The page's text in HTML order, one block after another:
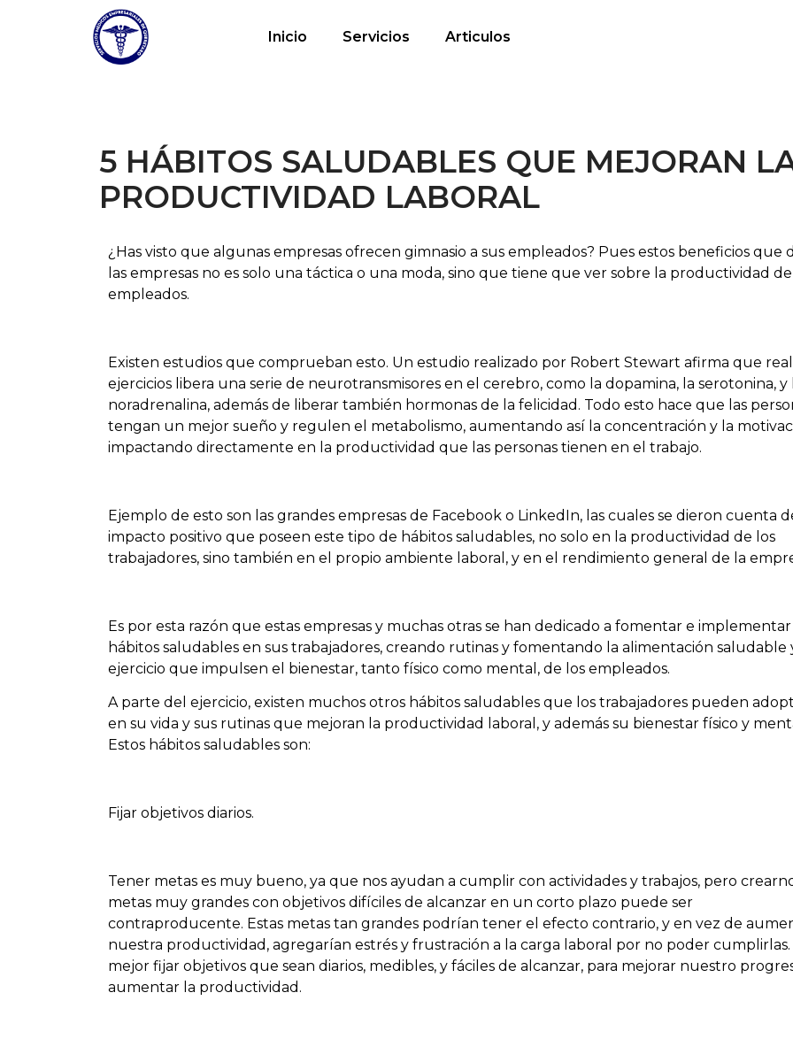
Inicio Servicios Articulos
5 HÁBITOS SALUDABLES QUE MEJORAN
PRODUCTIVIDAD LABORAL
¿Has visto que algunas empresas ofrecen gimnasio a sus empleados? Pues estos beneficios que
las empresas no es solo una táctica o una moda, sino que tiene que ver sobre la productividad
empleados.
Existen estudios que comprueban esto. Un estudio realizado por Robert Stewart afirma que
ejercicios libera una serie de neurotransmisores en el cerebro, como la dopamina, la serotonina, y
noradrenalina, además de liberar también hormonas de la felicidad. Todo esto hace que las
tengan un mejor sueño y regulen el metabolismo, aumentando así la concentración y la
impactando directamente en la productividad que las personas tienen en el trabajo.
Ejemplo de esto son las grandes empresas de Facebook o LinkedIn, las cuales se dieron cuenta
impacto positivo que poseen este tipo de hábitos saludables, no solo en la productividad de los
trabajadores, sino también en el propio ambiente laboral, y en el rendimiento general de la
Es por esta razón que estas empresas y muchas otras se han dedicado a fomentar e implementar
hábitos saludables en sus trabajadores, creando rutinas y fomentando la alimentación saludable
ejercicio que impulsen el bienestar, tanto físico como mental, de los empleados.
A parte del ejercicio, existen muchos otros hábitos saludables que los trabajadores pueden
en su vida y sus rutinas que mejoran la productividad laboral, y además su bienestar físico y
Estos hábitos saludables son:
Fijar objetivos diarios.
Tener metas es muy bueno, ya que nos ayudan a cumplir con actividades y trabajos, pero
metas muy grandes con objetivos difíciles de alcanzar en un corto plazo puede ser
contraproducente. Estas metas tan grandes podrían tener el efecto contrario, y en vez de
nuestra productividad, agregarían estrés y frustración a la carga laboral por no poder cumplirlas.
mejor fijar objetivos que sean diarios, medibles, y fáciles de alcanzar, para mejorar nuestro
aumentar la productividad.